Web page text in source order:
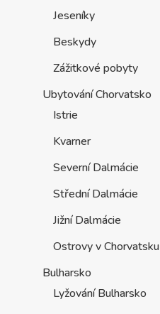
Jeseníky
Beskydy
Zážitkové pobyty
Ubytování Chorvatsko
Istrie
Kvarner
Severní Dalmácie
Střední Dalmácie
Jižní Dalmácie
Ostrovy v Chorvatsku
Bulharsko
Lyžování Bulharsko